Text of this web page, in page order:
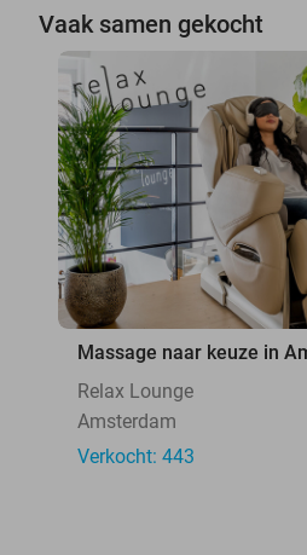
Vaak samen gekocht
Massage naar keuze in
Relax Lounge
Amsterdam
Verkocht: 443